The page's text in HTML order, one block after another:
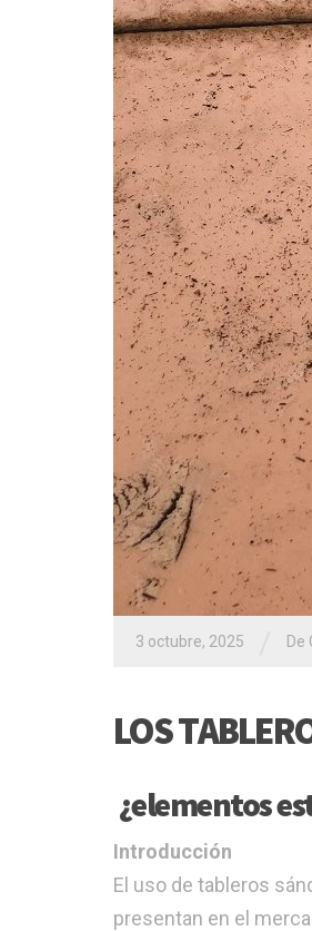
3 octubre, 2025 De
LOS
¿elementos
Introducción
El uso de tableros
presentan en el